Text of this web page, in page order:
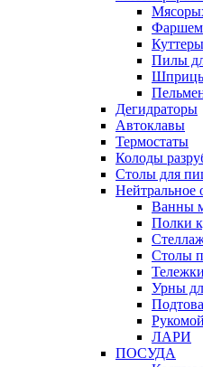
Куттеры
Пилы
Дегидраторы
Автоклавы
Термостаты
Колоды
Столы для
Нейтральное
Ванны
Полки
Столы
Урны
ЛАРИ
ПОСУДА